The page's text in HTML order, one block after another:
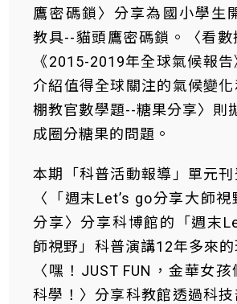
鷹密碼鎖〉分享為國小學生
教具--貓頭鷹密碼鎖。〈看數
《2015-2019年全球氣候報
介紹值得全球關注的氣候變
棚教官數學題--糖果分享〉則
成圈分糖果的問題。
本期「科普活動報導」單元刊
〈「週末Let’s go分享大師
分享〉分享科博館的「週末
師視野」科普演講12年多來的
〈嘿！JUST FUN，金華女
科學！〉分享科教館透過科技